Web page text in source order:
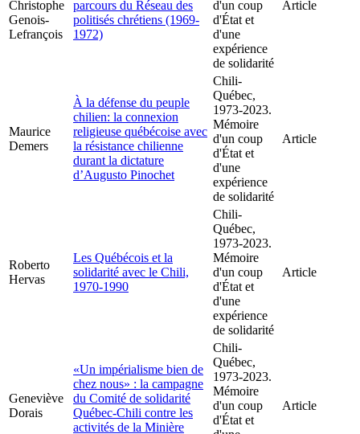
Christophe
Genois-
Lefrançois
parcours du Réseau des
politisés chrétiens (1969-
1972)
d'un coup
d'État et
d'une
expérience
de solidarité
Article
Maurice
Demers
À la défense du peuple
chilien: la connexion
religieuse québécoise avec
la résistance chilienne
durant la dictature
d’Augusto Pinochet
Chili-
Québec,
1973-2023.
Mémoire
d'un coup
d'État et
d'une
expérience
de solidarité
Article
Roberto
Hervas
Les Québécois et la
solidarité avec le Chili,
1970-1990
Chili-
Québec,
1973-2023.
Mémoire
d'un coup
d'État et
d'une
expérience
de solidarité
Article
Geneviève
Dorais
«Un impérialisme bien de
chez nous» : la campagne
du Comité de solidarité
Québec-Chili contre les
activités de la Minière
Chili-
Québec,
1973-2023.
Mémoire
d'un coup
d'État et
Article